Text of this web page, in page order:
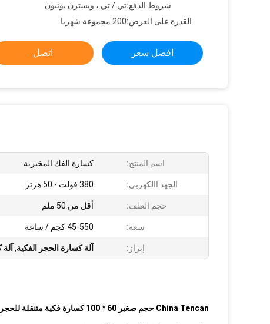
شروط الدفع:تي / تي ، ويسترن يونيون
القدرة على العرض:200 مجموعة شهريا
افضل سعر اتصل
اسم المنتج: كسارة الفك المخبرية
الجهد االكهربى: 380 فولت - 50 هرتز
حجم العلف: أقل من 50 ملم
سعة: 45-550 كجم / ساعة
إبراز: آلة كسارة الحجر الفكية, آلة
China Tencan حجم صغير 60 * 100 كسارة فكية متنقلة للحجر والصخور الصلبة